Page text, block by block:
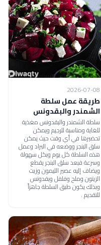
2026-07-08
طريقة عمل سلطة
الشمندر والبقدونس
سلطة الشمندر والبقدونس مغذية
للغاية ومناسبة للرجيم ويمكن
تحضيرها في أي وقت حيث يمكن
سلق البنجر ووضعه في البراد وعمل
هذه السلطة كل يوم وبكل سهولة
وسرعة فبعد سلق البنجر يقطع
ويضاف إليه عصير الليمون وزيت
الزيتون وملح وفلفل وبقدونس
وبذلك يكون طبق السلطة جاهزاً
للتقديم .